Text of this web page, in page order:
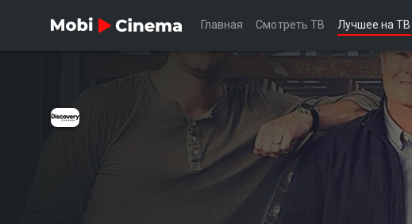
Главная Смотреть ТВ Лучшее на ТВ